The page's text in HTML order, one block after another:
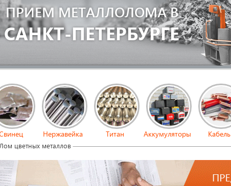
ПРИЕМ МЕТАЛЛОЛОМА В
САНКТ-ПЕТЕРБУРГЕ
Нержавейка Титан Аккумуляторы Кабель
Лом цветных металлов